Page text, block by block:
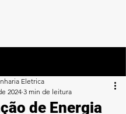
de Energia
Eletrica
2024 3 min de leitura